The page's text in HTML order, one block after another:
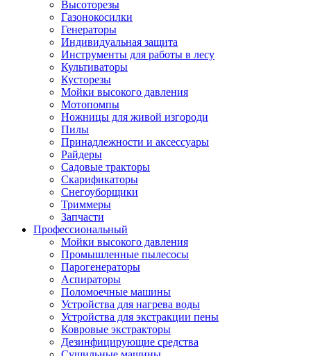
Высоторезы
Газонокосилки
Генераторы
Индивидуальная защита
Инструменты для работы в лесу
Культиваторы
Кусторезы
Мойки высокого давления
Мотопомпы
Ножницы для живой изгороди
Пилы
Принадлежности и аксессуары
Райдеры
Садовые тракторы
Скарификаторы
Снегоуборщики
Триммеры
Запчасти
Профессиональный
Мойки высокого давления
Промышленные пылесосы
Парогенераторы
Аспираторы
Поломоечные машины
Устройства для нагрева воды
Устройства для экстракции пены
Ковровые экстракторы
Дезинфицирующие средства